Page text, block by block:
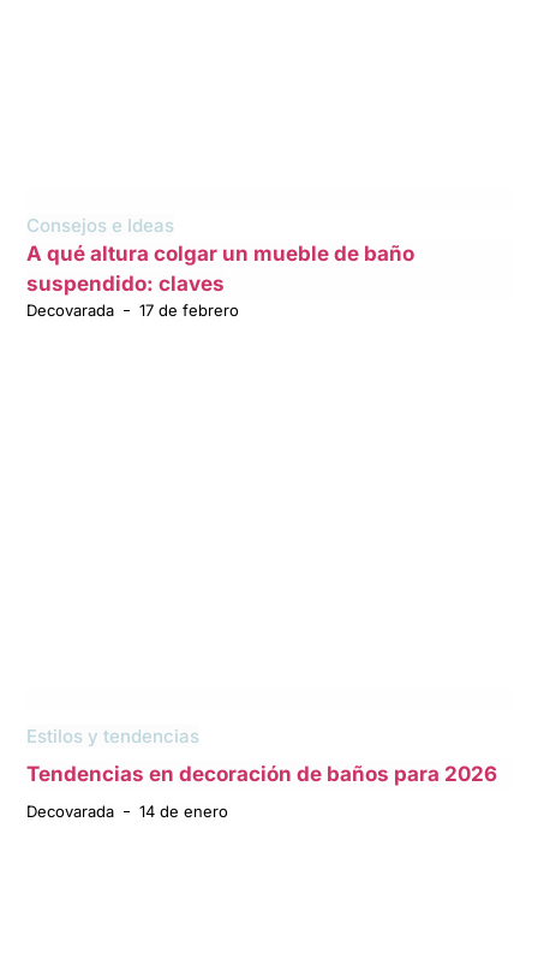
Consejos e Ideas
A qué altura colgar un mueble de baño
suspendido: claves
Decovarada 17 de febrero
Estilos y tendencias
Tendencias en decoración de baños para 2026
Decovarada 14 de enero